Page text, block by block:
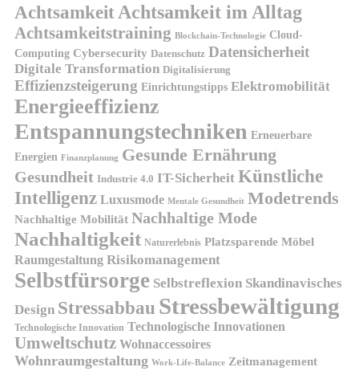
AchtsamkeitAchtsamkeit im Alltag
Achtsamkeitstraining Blockchain-Technologie Cloud-
Computing Cybersecurity Datenschutz Datensicherheit
Digitale Transformation Digitalisierung
Effizienzsteigerung Einrichtungstipps Elektromobilität
Energieeffizienz
Entspannungstechniken Erneuerbare
Energien Finanzplanung Gesunde Ernährung
Gesundheit Industrie 4.0 IT-Sicherheit Künstliche
Intelligenz Luxusmode Mentale Gesundheit Modetrends
Nachhaltige Mobilität Nachhaltige Mode
Nachhaltigkeit Naturerlebnis Platzsparende Möbel
Raumgestaltung Risikomanagement
Selbstfürsorge Selbstreflexion Skandinavisches
Design Stressabbau Stressbewältigung
Technologische Innovation Technologische Innovationen
Umweltschutz Wohnaccessoires
Wohnraumgestaltung Work-Life-Balance Zeitmanagement